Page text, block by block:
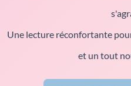
Une lecture réconfortante
et un tout